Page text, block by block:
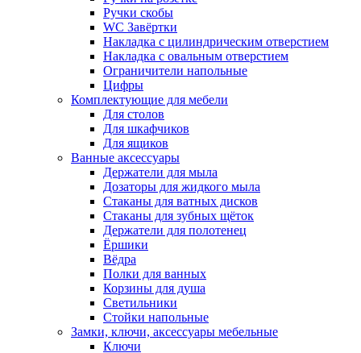
Ручки скобы
WC Завёртки
Накладка с цилиндрическим отверстием
Накладка с овальным отверстием
Ограничители напольные
Цифры
Комплектующие для мебели
Для столов
Для шкафчиков
Для ящиков
Ванные аксессуары
Держатели для мыла
Дозаторы для жидкого мыла
Стаканы для ватных дисков
Стаканы для зубных щёток
Держатели для полотенец
Ёршики
Вёдра
Полки для ванных
Корзины для душа
Светильники
Стойки напольные
Замки, ключи, аксессуары мебельные
Ключи